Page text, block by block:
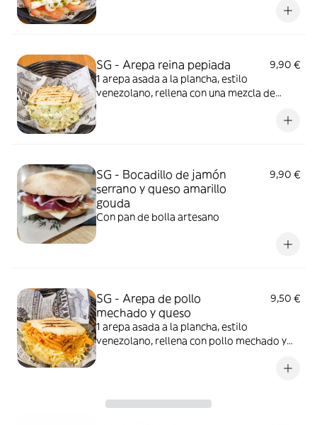
SG - Arepa reina pepiada
9,90 €
1 arepa asada a la plancha, estilo
venezolano, rellena con una mezcla de
SG - Bocadillo de jamón
serrano y queso amarillo
gouda
9,90 €
Con pan de bolla artesano
SG - Arepa de pollo
mechado y queso
9,50 €
1 arepa asada a la plancha, estilo
venezolano, rellena con pollo mechado y